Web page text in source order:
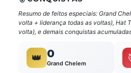
Resumo de feitos especiais: Grand
volta + liderança todas as voltas), Hat
volta), e demais conquistas
👑 0
Grand Chelem